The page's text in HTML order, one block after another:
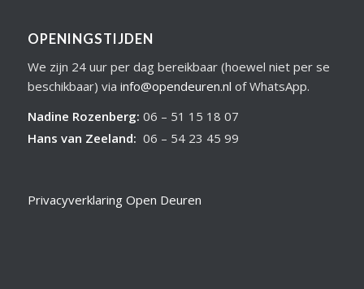
OPENINGSTIJDEN
We zijn 24 uur per dag bereikbaar (hoewel niet per se
beschikbaar) via info@opendeuren.nl of WhatsApp.
Nadine Rozenberg: 06 – 51 15 18 07
Hans van Zeeland: 06 – 54 23 45 99
Privacyverklaring Open Deuren